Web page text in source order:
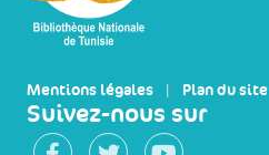
Mentions légales | Plan du site
Suivez-nous sur